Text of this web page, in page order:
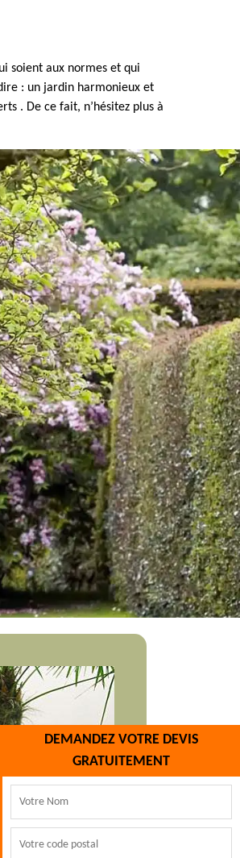
DEMANDEZ VOTRE DEVIS
GRATUITEMENT
soient aux normes et qui
: un jardin harmonieux et
. De ce fait, n’hésitez plus à